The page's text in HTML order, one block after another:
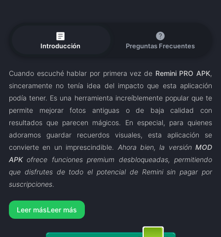
article
Introducción
help
Preguntas Frecuentes
Cuando escuché hablar por primera vez de Remini PRO APK,
sinceramente no tenía idea del impacto que esta aplicación
podía tener. Es una herramienta increíblemente popular que te
permite mejorar fotos antiguas o de baja calidad con
resultados que parecen mágicos. En especial, para quienes
adoramos guardar recuerdos visuales, esta aplicación se
convierte en un imprescindible. Ahora bien, la versiónMOD
APKofrece funciones premium desbloqueadas, permitiendo
que disfrutes de todo el potencial de Remini sin pagar por
suscripciones.
Leer más